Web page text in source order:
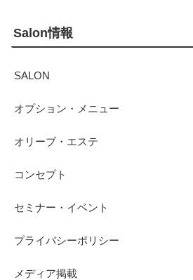
Salon情報
SALON
オプション・メニュー
オリーブ・エステ
コンセプト
セミナー・イベント
プライバシーポリシー
メディア掲載